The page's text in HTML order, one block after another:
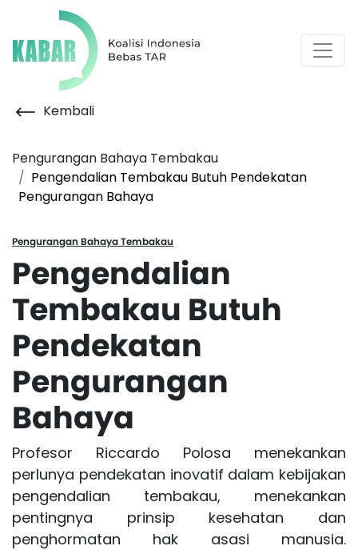
Kembali
Pengurangan Bahaya Tembakau
Pengendalian Tembakau Butuh Pendekatan
Pengurangan Bahaya
Pengurangan Bahaya Tembakau
Pengendalian
Tembakau Butuh
Pendekatan
Pengurangan
Bahaya
Profesor Riccardo Polosa menekankan
perlunya pendekatan inovatif dalam kebijakan
pengendalian tembakau, menekankan
pentingnya prinsip kesehatan dan
penghormatan hak asasi manusia.